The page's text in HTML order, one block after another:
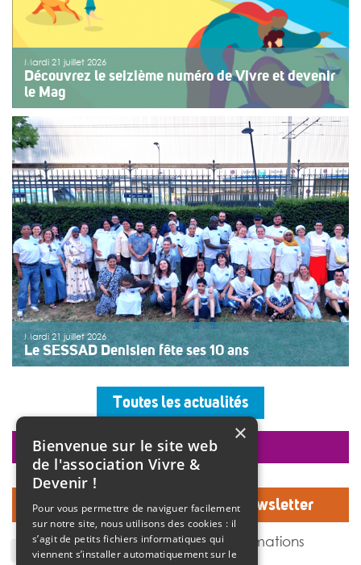
Mardi 21 juillet 2026
Découvrez le seizième numéro de Vivre et devenir
le Mag
Le numéro du mois de juillet 2026 de Vivre et devenir, Le
Mag, vient de paraître. Le dossier central se concentre
sur les vacances pour tous. Vivre et devenir a lancé un
plan d’action afin de rendre les vacances accessibles
[…]
>>Lire la suite
Mardi 21 juillet 2026
Le SESSAD Denisien fête ses 10 ans
accueillaient les invités autour d’un buffet, dans une
ambiance musicale live assurée par un groupe de
musiciens. Christine Manadi, directrice du SESSAD
depuis sa création, est revenue sur l’histoire […]
>>Lire la suite
Toutes les actualités
Inscrivez-vous à notre Newsletter
J'accepte de recevoir des informations
de l'association Vivre et devenir.
faire un don
×
Bienvenue sur le site web
de l'association Vivre &
Devenir !
Pour vous permettre de naviguer facilement
sur notre site, nous utilisons des cookies : il
s’agit de petits fichiers informatiques qui
viennent s’installer automatiquement sur le